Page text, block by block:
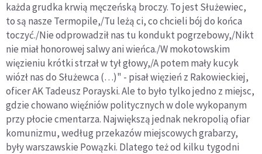
każda grudka krwią męczeńską broczy. To jest Służewiec,
to są nasze Termopile,/Tu leżą ci, co chcieli bój do końca
toczyć./Nie odprowadził nas tu kondukt pogrzebowy,/Nikt
nie miał honorowej salwy ani wieńca./W mokotowskim
więzieniu krótki strzał w tył głowy,/A potem mały kucyk
wiózł nas do Służewca (…)" - pisał więzień z Rakowieckiej,
oficer AK Tadeusz Porayski. Ale to było tylko jedno z miejsc,
gdzie chowano więźniów politycznych w dole wykopanym
przy płocie cmentarza. Największą jednak nekropolią ofiar
komunizmu, według przekazów miejscowych grabarzy,
były warszawskie Powązki. Dlatego też od kilku tygodni